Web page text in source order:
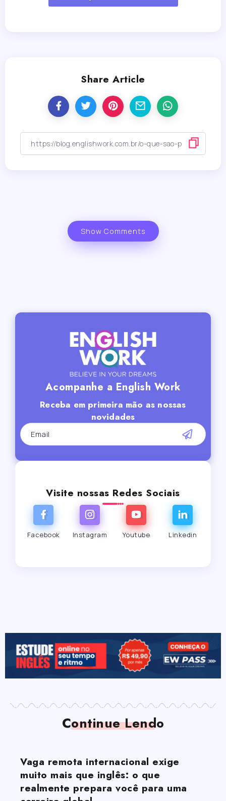
Share Article
Show Comments
Acompanhe a English Work
Receba em primeira mão as nossas
novidades
Visite nossas Redes Sociais
Facebook Instagram Youtube Linkedin
Continue Lendo
Vaga remota internacional exige
muito mais que inglês: o que
realmente prepara você para uma